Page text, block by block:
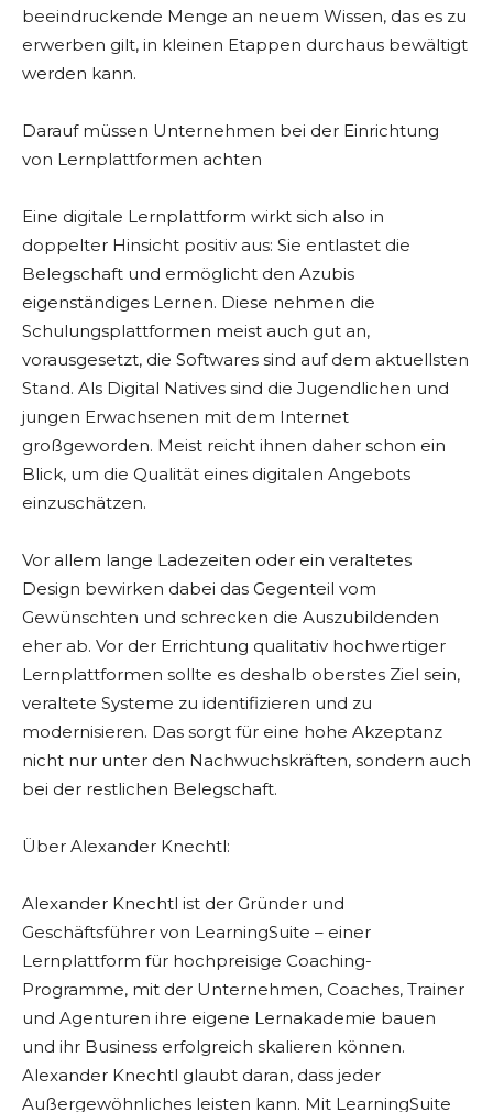
beeindruckende Menge an neuem Wissen, das es zu
erwerben gilt, in kleinen Etappen durchaus bewältigt
werden kann.
Darauf müssen Unternehmen bei der Einrichtung
von Lernplattformen achten
Eine digitale Lernplattform wirkt sich also in
doppelter Hinsicht positiv aus: Sie entlastet die
Belegschaft und ermöglicht den Azubis
eigenständiges Lernen. Diese nehmen die
Schulungsplattformen meist auch gut an,
vorausgesetzt, die Softwares sind auf dem aktuellsten
Stand. Als Digital Natives sind die Jugendlichen und
jungen Erwachsenen mit dem Internet
großgeworden. Meist reicht ihnen daher schon ein
Blick, um die Qualität eines digitalen Angebots
einzuschätzen.
Vor allem lange Ladezeiten oder ein veraltetes
Design bewirken dabei das Gegenteil vom
Gewünschten und schrecken die Auszubildenden
eher ab. Vor der Errichtung qualitativ hochwertiger
Lernplattformen sollte es deshalb oberstes Ziel sein,
veraltete Systeme zu identifizieren und zu
modernisieren. Das sorgt für eine hohe Akzeptanz
nicht nur unter den Nachwuchskräften, sondern auch
bei der restlichen Belegschaft.
Über Alexander Knechtl:
Alexander Knechtl ist der Gründer und
Geschäftsführer von LearningSuite – einer
Lernplattform für hochpreisige Coaching-
Programme, mit der Unternehmen, Coaches, Trainer
und Agenturen ihre eigene Lernakademie bauen
und ihr Business erfolgreich skalieren können.
Alexander Knechtl glaubt daran, dass jeder
Außergewöhnliches leisten kann. Mit LearningSuite